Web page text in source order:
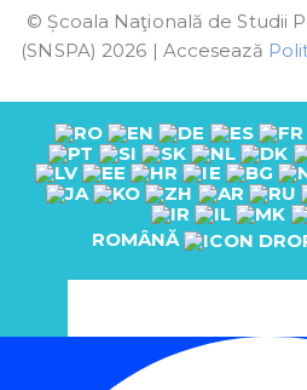
© Școala Naţională de Studii
(SNSPA) 2026 | Accesează
ROMÂNĂ